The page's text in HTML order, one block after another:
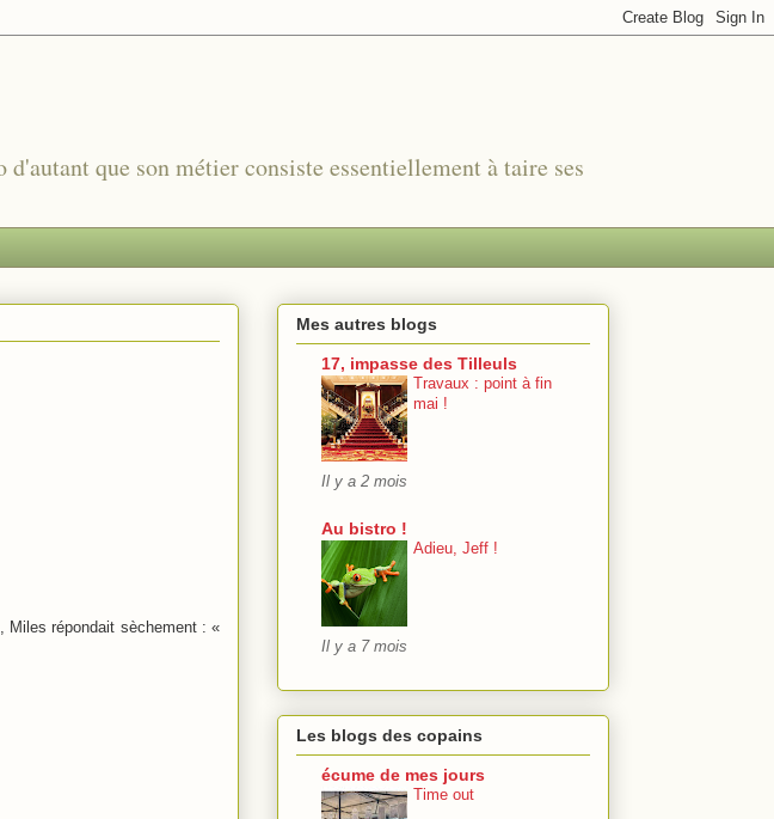
que son métier consiste essentiellement à taire ses
Miles répondait sèchement : «
Mes autres blogs
17, impasse des Tilleuls
Travaux : point à fin
mai !
Il y a 2 mois
Au bistro !
Adieu, Jeff !
Il y a 7 mois
Les blogs des copains
écume de mes jours
Time out